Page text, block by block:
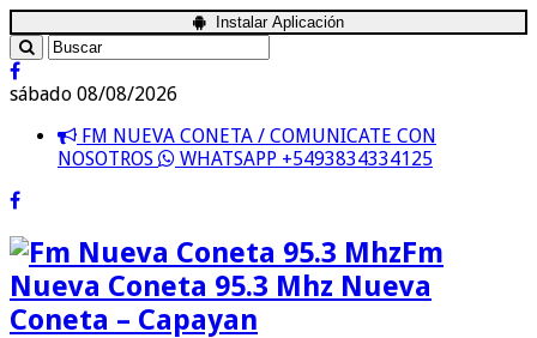
Instalar Aplicación
sábado 08/08/2026
FM NUEVA CONETA / COMUNICATE CON
NOSOTROS
WHATSAPP +5493834334125
Fm
Nueva Coneta 95.3 Mhz Nueva
Coneta – Capayan